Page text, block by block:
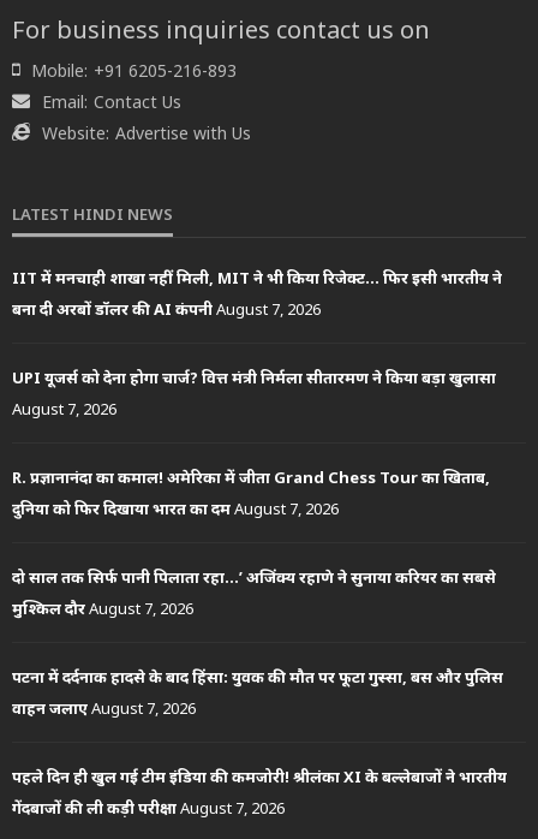
For business inquiries contact us on
Mobile: +91 6205-216-893
Email: Contact Us
Website: Advertise with Us
LATEST HINDI NEWS
IIT में मनचाही शाखा नहीं मिली, MIT ने भी किया रिजेक्ट… फिर इसी भारतीय ने
बना दी अरबों डॉलर की AI कंपनीAugust 7, 2026
UPI यूजर्स को देना होगा चार्ज? वित्त मंत्री निर्मला सीतारमण ने किया बड़ा खुलासा
August 7, 2026
R. प्रज्ञानानंदा का कमाल! अमेरिका में जीता Grand Chess Tour का खिताब,
दुनिया को फिर दिखाया भारत का दमAugust 7, 2026
दो साल तक सिर्फ पानी पिलाता रहा…’ अजिंक्य रहाणे ने सुनाया करियर का सबसे
मुश्किल दौरAugust 7, 2026
पटना में दर्दनाक हादसे के बाद हिंसा: युवक की मौत पर फूटा गुस्सा, बस और पुलिस
वाहन जलाएAugust 7, 2026
पहले दिन ही खुल गई टीम इंडिया की कमजोरी! श्रीलंका XI के बल्लेबाजों ने भारतीय
गेंदबाजों की ली कड़ी परीक्षाAugust 7, 2026